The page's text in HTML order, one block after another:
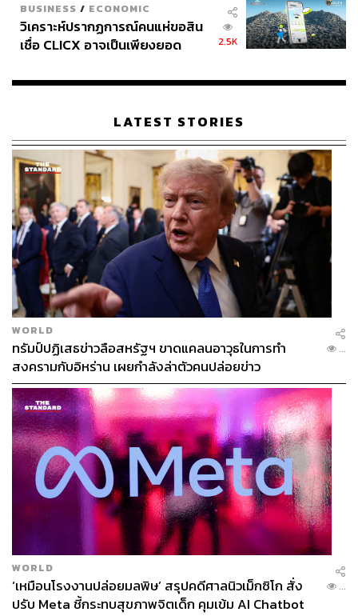
BUSINESS / ECONOMIC
วิเคราะห์ปรากฏการณ์คนแห่ขอสิน
เชื่อ CLICX อาจเป็นเพียงยอด
เรือนไทยที่ถูกซุกไว้
2.5K
LATEST STORIES
WORLD
ทรัมป์ปฏิเสธข่าวลือสหรัฐฯ ขาดแคลนอาวุธในการทำ
สงครามกับอิหร่าน เผยกำลังล่าตัวคนปล่อยข่าว
...
WORLD
‘เหมือนโรงงานปล่อยมลพิษ’ สรุปคดีศาลนิวเม็กซิโก สั่ง
ปรับ Meta ชี้กระทบสุขภาพจิตเด็ก คุมเข้ม AI Chatbot
...